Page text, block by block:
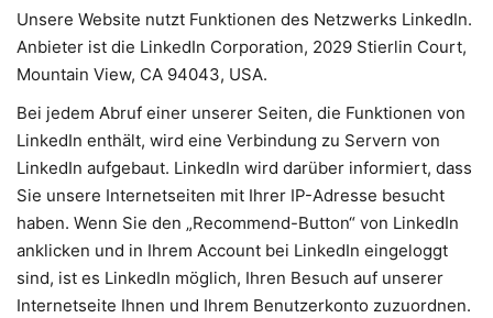
Unsere Website nutzt Funktionen des Netzwerks LinkedIn.
Anbieter ist die LinkedIn Corporation, 2029 Stierlin Court,
Mountain View, CA 94043, USA.
Bei jedem Abruf einer unserer Seiten, die Funktionen von
LinkedIn enthält, wird eine Verbindung zu Servern von
LinkedIn aufgebaut. LinkedIn wird darüber informiert, dass
Sie unsere Internetseiten mit Ihrer IP-Adresse besucht
haben. Wenn Sie den „Recommend-Button“ von LinkedIn
anklicken und in Ihrem Account bei LinkedIn eingeloggt
sind, ist es LinkedIn möglich, Ihren Besuch auf unserer
Internetseite Ihnen und Ihrem Benutzerkonto zuzuordnen.